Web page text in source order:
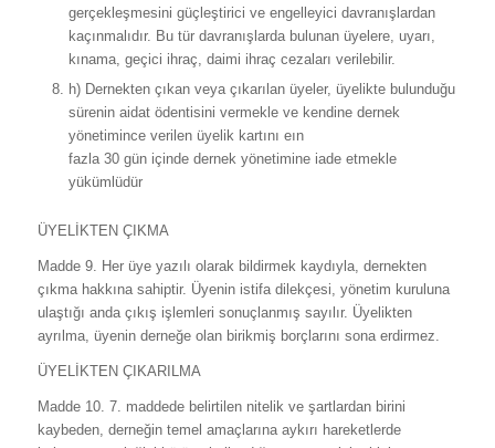
gerçekleşmesini güçleştirici ve engelleyici davranışlardan
kaçınmalıdır. Bu tür davranışlarda bulunan üyelere, uyarı,
kınama, geçici ihraç, daimi ihraç cezaları verilebilir.
h) Dernekten çıkan veya çıkarılan üyeler, üyelikte bulunduğu
sürenin aidat ödentisini vermekle ve kendine dernek
yönetimince verilen üyelik kartını eın
fazla 30 gün içinde dernek yönetimine iade etmekle
yükümlüdür
ÜYELİKTEN ÇIKMA
Madde 9. Her üye yazılı olarak bildirmek kaydıyla, dernekten
çıkma hakkına sahiptir. Üyenin istifa dilekçesi, yönetim kuruluna
ulaştığı anda çıkış işlemleri sonuçlanmış sayılır. Üyelikten
ayrılma, üyenin derneğe olan birikmiş borçlarını sona erdirmez.
ÜYELİKTEN ÇIKARILMA
Madde 10. 7. maddede belirtilen nitelik ve şartlardan birini
kaybeden, derneğin temel amaçlarına aykırı hareketlerde